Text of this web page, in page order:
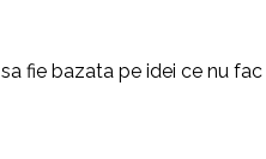
fie bazata pe idei ce nu